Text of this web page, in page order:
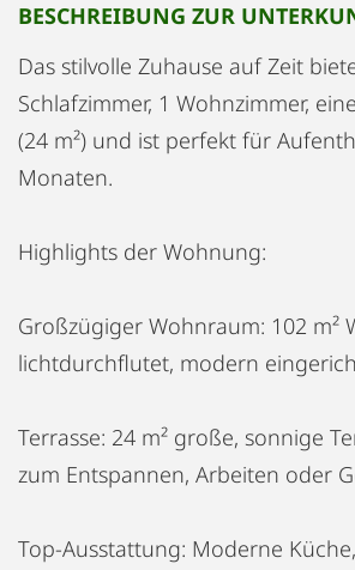
BESCHREIBUNG ZUR
Das stilvolle Zuhause auf Zeit
Schlafzimmer, 1 Wohnzimmer,
(24 m²) und ist perfekt für
Monaten.
Highlights der Wohnung:
Großzügiger Wohnraum: 102 m²
lichtdurchflutet, modern
Terrasse: 24 m² große, sonnige
zum Entspannen, Arbeiten oder
Top-Ausstattung: Moderne